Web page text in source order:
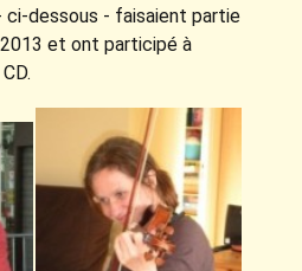
ci-dessous - faisaient partie
et ont participé à